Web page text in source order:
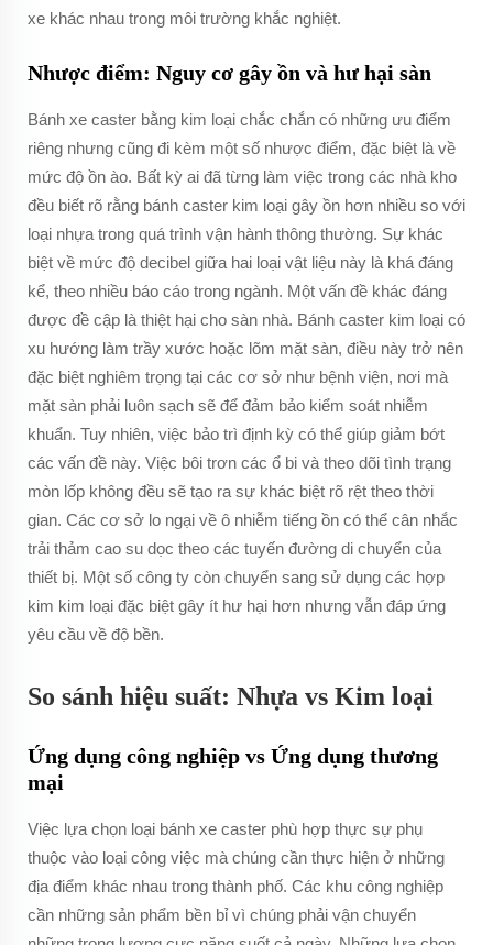
xe khác nhau trong môi trường khắc nghiệt.
Nhược điểm: Nguy cơ gây ồn và hư hại sàn
Bánh xe caster bằng kim loại chắc chắn có những ưu điểm
riêng nhưng cũng đi kèm một số nhược điểm, đặc biệt là về
mức độ ồn ào. Bất kỳ ai đã từng làm việc trong các nhà kho
đều biết rõ rằng bánh caster kim loại gây ồn hơn nhiều so với
loại nhựa trong quá trình vận hành thông thường. Sự khác
biệt về mức độ decibel giữa hai loại vật liệu này là khá đáng
kể, theo nhiều báo cáo trong ngành. Một vấn đề khác đáng
được đề cập là thiệt hại cho sàn nhà. Bánh caster kim loại có
xu hướng làm trầy xước hoặc lõm mặt sàn, điều này trở nên
đặc biệt nghiêm trọng tại các cơ sở như bệnh viện, nơi mà
mặt sàn phải luôn sạch sẽ để đảm bảo kiểm soát nhiễm
khuẩn. Tuy nhiên, việc bảo trì định kỳ có thể giúp giảm bớt
các vấn đề này. Việc bôi trơn các ổ bi và theo dõi tình trạng
mòn lốp không đều sẽ tạo ra sự khác biệt rõ rệt theo thời
gian. Các cơ sở lo ngại về ô nhiễm tiếng ồn có thể cân nhắc
trải thảm cao su dọc theo các tuyến đường di chuyển của
thiết bị. Một số công ty còn chuyển sang sử dụng các hợp
kim kim loại đặc biệt gây ít hư hại hơn nhưng vẫn đáp ứng
yêu cầu về độ bền.
So sánh hiệu suất: Nhựa vs Kim loại
Ứng dụng công nghiệp vs Ứng dụng thương
mại
Việc lựa chọn loại bánh xe caster phù hợp thực sự phụ
thuộc vào loại công việc mà chúng cần thực hiện ở những
địa điểm khác nhau trong thành phố. Các khu công nghiệp
cần những sản phẩm bền bỉ vì chúng phải vận chuyển